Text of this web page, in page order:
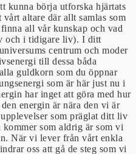
kunna börja utforska hjärtats
altare där allt samlas som
all vår kunskap och vad
och i tidigare liv). I ditt
centrum och moder
till dessa båda
guldkorn som du öppnar
som är här just nu i
har inget att göra med hur
energin är nära den vi är
som präglat ditt liv
som aldrig är som vi
När vi lever från vårt enkla
oss att gå de steg som vi